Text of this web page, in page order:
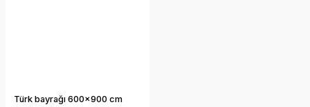
Türk bayrağı 600x900 cm